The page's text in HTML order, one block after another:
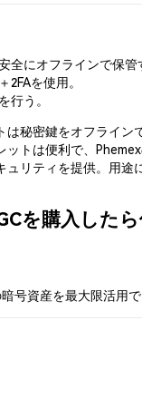
全にオフラインで保管
を使用。
行う。
は秘密鍵をオフライン
ットは便利で、
ュリティを提供。用途
を購入した
号資産を最大限活用で